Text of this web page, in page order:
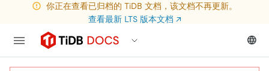
你正在查看已归档的 TiDB 文档，该文档不再更新。
查看最新 LTS 版本文档 ↗